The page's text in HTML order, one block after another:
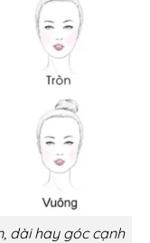
dài hay góc cạnh